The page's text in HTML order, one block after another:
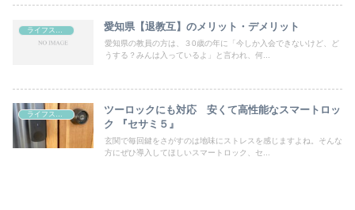
愛知県【退教互】のメリット・デメリット
愛知県の教員の方は、３0歳の年に「今しか入会できないけど、ど
うする？みんは入っているよ」と言われ、何...
ツーロックにも対応 安くて高性能なスマートロッ
ク 『セサミ５』
玄関で毎回鍵をさがすのは地味にストレスを感じますよね。そんな
方にぜひ導入してほしいスマートロック、セ...